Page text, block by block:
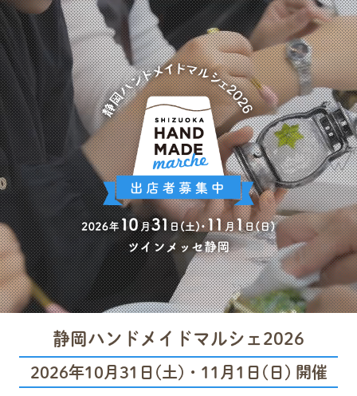
静岡ハンドメイドマルシェ2026
2026年10月31日(土)・11月1日(日) 開催